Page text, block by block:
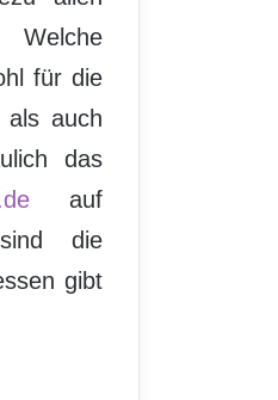
für die
als auch
das
auf
sind die
gibt